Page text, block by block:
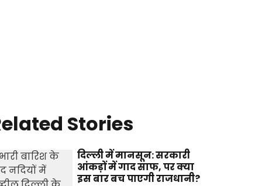
Stories
दिल्ली में मानसून: सरकारी
आंकड़ों में गाद साफ, पर क्या
इस बार बच पाएगी राजधानी?